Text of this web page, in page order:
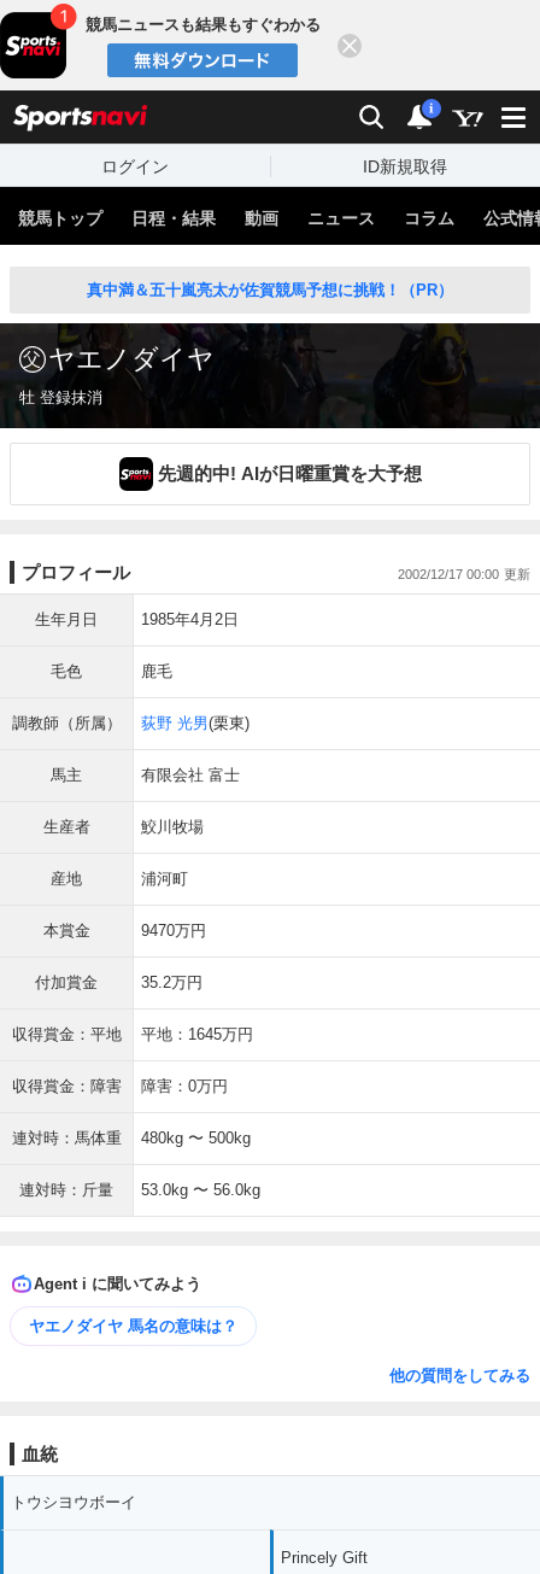
競馬ニュースも結果もすぐわかる
検索 通知
i
ログイン ID新規取得
競馬トップ 日程・結果 動画 ニュース コラム 公式情
真中満＆五十嵐亮太が佐賀競馬予想に挑戦！（PR）
ヤエノダイヤ
牡 登録抹消
先週的中! AIが日曜重賞を大予想
プロフィール 2002/12/17 00:00
生年月日 1985年4月2日
毛色 鹿毛
調教師（所属） 荻野 光男(栗東)
馬主 有限会社 富士
生産者 鮫川牧場
産地 浦河町
本賞金 9470万円
付加賞金 35.2万円
収得賞金：平地 平地：1645万円
収得賞金：障害 障害：0万円
連対時：馬体重 480kg 〜 500kg
連対時：斤量 53.0kg 〜 56.0kg
Agent i に聞いてみよう
ヤエノダイヤ 馬名の意味は？
他の質問をしてみる
血統
トウシヨウボーイ
Princely Gift